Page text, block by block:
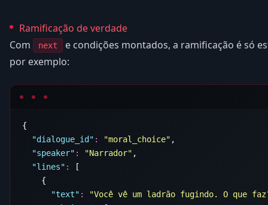
Ramificação de verdade
Com
next
e condições montados, a ramificação é só
por exemplo:
  "
dialogue_id " : "moral_choice"
  "
speaker" : "Narrador"
  "
lines" :
      "
text" : "Você vê um ladrão fugindo. O que